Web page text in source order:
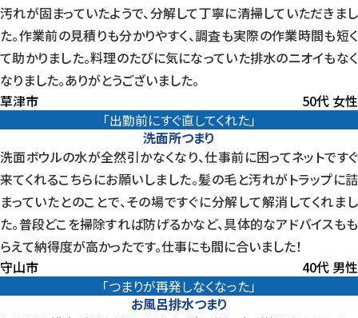
汚れが固まっていたようで、分解して丁寧に清掃していただきまし
た。作業前の見積りも分かりやすく、調査も実際の作業時間も短く
て助かりました。料理のたびに気になっていた排水のニオイもなく
なりました。ありがとうございました。
草津市
50代 女性
「出勤前にすぐ直してくれた」
洗面所つまり
洗面ボウルの水が全然引かなくなり、仕事前に困ってネットですぐ
来てくれるこちらにお願いしました。髪の毛と汚れがトラップに詰
まっていたとのことで、その場ですぐに分解して解消してくれまし
た。普段どこを掃除すれば防げるかなど、具体的なアドバイスもも
らえて納得度が高かったです。仕事にも間に合いました！
守山市
40代 男性
「つまりが再発しなくなった」
お風呂排水つまり